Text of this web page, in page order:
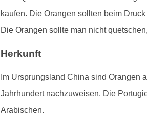
kaufen. Die Orangen sollten beim
Die Orangen sollte man nicht
Herkunft
Im Ursprungsland China sind Orangen
Jahrhundert nachzuweisen. Die
Arabischen.